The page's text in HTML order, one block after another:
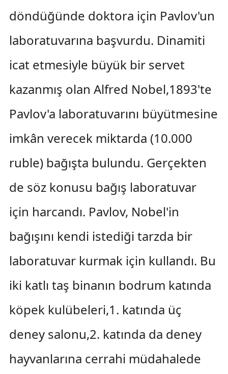
döndüğünde doktora için Pavlov'un
laboratuvarına başvurdu. Dinamiti
icat etmesiyle büyük bir servet
kazanmış olan Alfred Nobel,1893'te
Pavlov'a laboratuvarını büyütmesine
imkân verecek miktarda (10.000
ruble) bağışta bulundu. Gerçekten
de söz konusu bağış laboratuvar
için harcandı. Pavlov, Nobel'in
bağışını kendi istediği tarzda bir
laboratuvar kurmak için kullandı. Bu
iki katlı taş binanın bodrum katında
köpek kulübeleri,1. katında üç
deney salonu,2. katında da deney
hayvanlarına cerrahi müdahalede